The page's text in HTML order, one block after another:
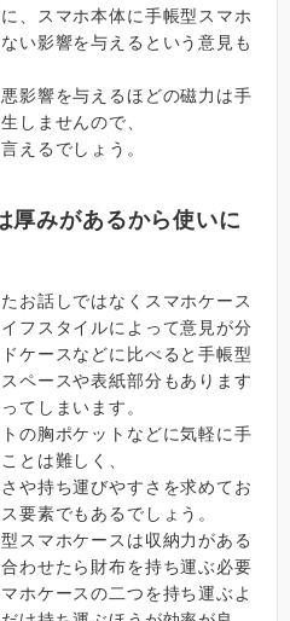
、スマホ本体に手帳型スマホ
い影響を与えるという意見も
影響を与えるほどの磁力は手
しませんので、
えるでしょう。
厚みがあるから使いに
お話しではなくスマホケース
フスタイルによって意見が分
ケースなどに比べると手帳型
ペースや表紙部分もあります
てしまいます。
の胸ポケットなどに気軽に手
とは難しく、
や持ち運びやすさを求めてお
要素でもあるでしょう。
スマホケースは収納力がある
わせたら財布を持ち運ぶ必要
ホケースの二つを持ち運ぶよ